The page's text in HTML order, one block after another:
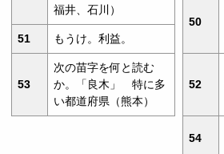
福井、石川）
51 もうけ。利益。
53
次の苗字を何と読む
か。「良木」 特に多
い都道府県（熊本）
50
52
54